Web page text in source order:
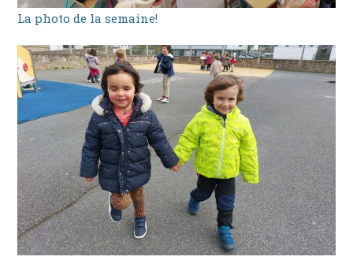
La photo de la semaine!